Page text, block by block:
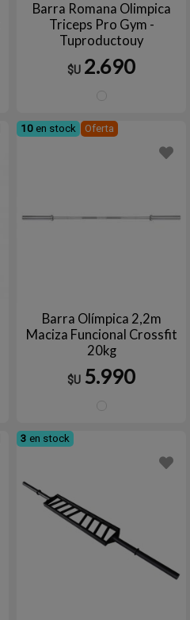
Barra Romana Olimpica
Triceps Pro Gym -
Tuproductouy
$U 2.690
10 en stock Oferta
Barra Olímpica 2,2m
Maciza Funcional Crossfit
20kg
$U 5.990
3 en stock